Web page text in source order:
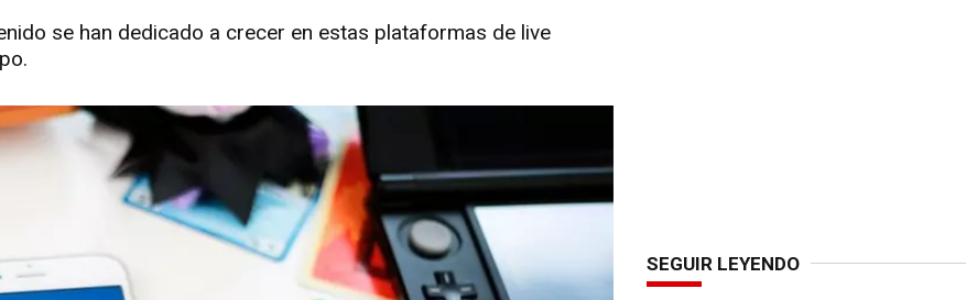
se han dedicado a crecer en estas plataformas de live
SEGUIR LEYENDO